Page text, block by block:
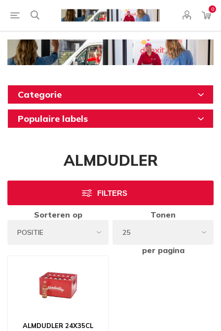
0
Categorie
Populaire labels
ALMDUDLER
FILTERS
Sorteren op Tonen
per pagina
ALMDUDLER 24X35CL